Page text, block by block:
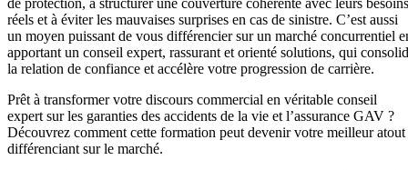
réels et à éviter les mauvaises surprises en cas de sinistre. C’est aussi
un moyen puissant de vous différencier sur un marché concurrentiel
apportant un conseil expert, rassurant et orienté solutions, qui
la relation de confiance et accélère votre progression de carrière.
Prêt à transformer votre discours commercial en véritable conseil
expert sur les garanties des accidents de la vie et l’assurance GAV ?
Découvrez comment cette formation peut devenir votre meilleur atout
différenciant sur le marché.